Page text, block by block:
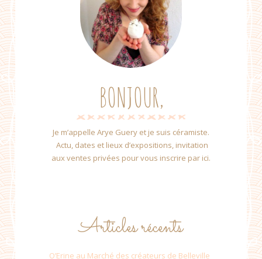
BONJOUR,
Je m’appelle Arye Guery et je suis céramiste.
Actu, dates et lieux d’expositions, invitation
aux ventes privées pour vous inscrire par ici.
Articles récents
O’Erine au Marché des créateurs de Belleville